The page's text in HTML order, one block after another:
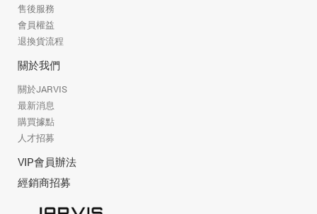
售後服務
會員權益
退換貨流程
關於我們
關於JARVIS
最新消息
購買據點
人才招募
VIP會員辦法
經銷商招募